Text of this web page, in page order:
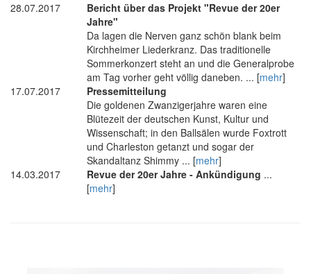
28.07.2017
Bericht über das Projekt "Revue der 20er
Jahre"
Da lagen die Nerven ganz schön blank beim
Kirchheimer Liederkranz. Das traditionelle
Sommerkonzert steht an und die Generalprobe
am Tag vorher geht völlig daneben. ... [mehr]
17.07.2017
Pressemitteilung
Die goldenen Zwanzigerjahre waren eine
Blütezeit der deutschen Kunst, Kultur und
Wissenschaft; in den Ballsälen wurde Foxtrott
und Charleston getanzt und sogar der
Skandaltanz Shimmy ... [mehr]
14.03.2017
Revue der 20er Jahre - Ankündigung ...
[mehr]